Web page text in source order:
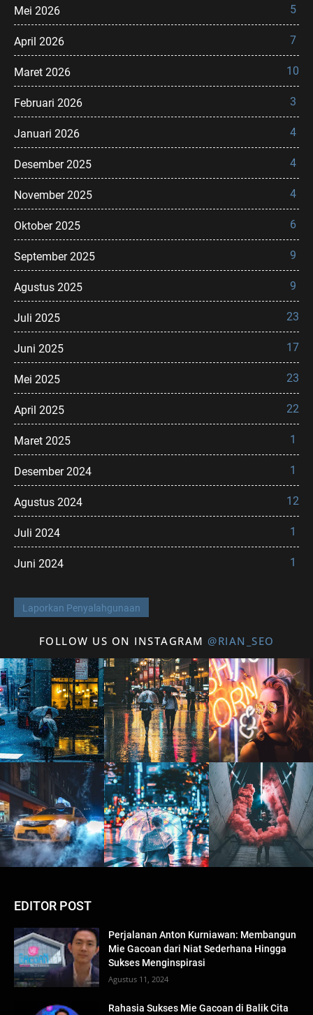
Mei 2026 5
April 2026 7
Maret 2026 10
Februari 2026 3
Januari 2026 4
Desember 2025 4
November 2025 4
Oktober 2025 6
September 2025 9
Agustus 2025 9
Juli 2025 23
Juni 2025 17
Mei 2025 23
April 2025 22
Maret 2025 1
Desember 2024 1
Agustus 2024 12
Juli 2024 1
Juni 2024 1
Laporkan Penyalahgunaan
FOLLOW US ON INSTAGRAM @RIAN_SEO
EDITOR POST
Perjalanan Anton Kurniawan: Membangun
Mie Gacoan dari Niat Sederhana Hingga
Sukses Menginspirasi
Agustus 11, 2024
Rahasia Sukses Mie Gacoan di Balik Cita